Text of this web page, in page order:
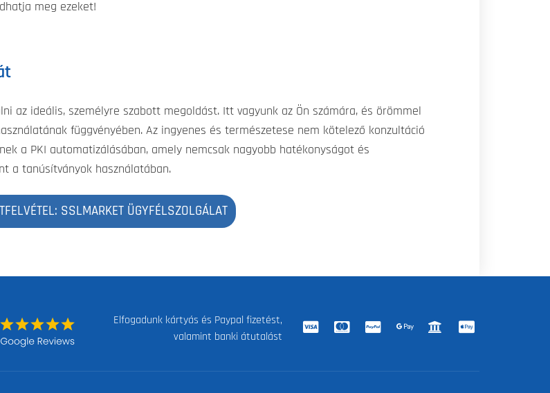
meg ezeket!
az ideális, személyre szabott megoldást. Itt vagyunk az Ön számára, és örömmel
függvényében. Az ingyenes és természetese nem kötelező konzultáció
a PKI automatizálásában, amely nemcsak nagyobb hatékonyságot és
a tanúsítványok használatában.
SSLMARKET ÜGYFÉLSZOLGÁLAT
Elfogadunk kártyás és Paypal fizetést,
valamint banki átutalást